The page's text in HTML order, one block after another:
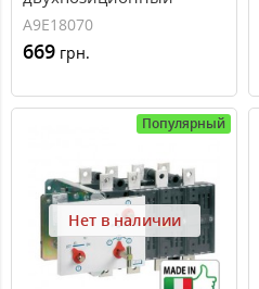
Schneider Electric Acti 9
iSSW, 1 переключающий
контакт, 1 модуль
A9E18070
669 грн.
Популярный
Нет в наличии